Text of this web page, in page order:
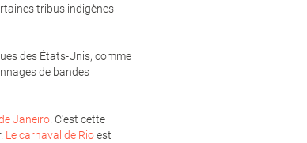
tribus indigènes
des États-Unis, comme
de bandes
Janeiro . C'est cette
Le carnaval de Rioest